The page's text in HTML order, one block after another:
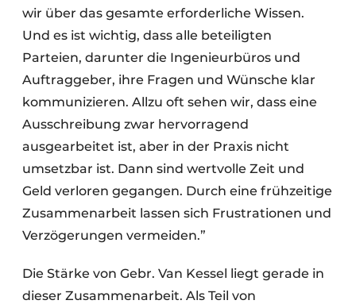
wir über das gesamte erforderliche Wissen.
Und es ist wichtig, dass alle beteiligten
Parteien, darunter die Ingenieurbüros und
Auftraggeber, ihre Fragen und Wünsche klar
kommunizieren. Allzu oft sehen wir, dass eine
Ausschreibung zwar hervorragend
ausgearbeitet ist, aber in der Praxis nicht
umsetzbar ist. Dann sind wertvolle Zeit und
Geld verloren gegangen. Durch eine frühzeitige
Zusammenarbeit lassen sich Frustrationen und
Verzögerungen vermeiden.”
Die Stärke von Gebr. Van Kessel liegt gerade in
dieser Zusammenarbeit. Als Teil von